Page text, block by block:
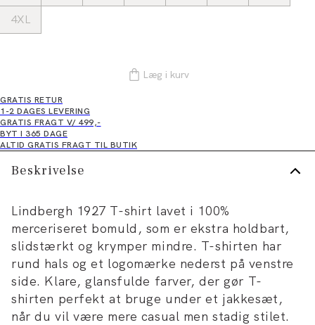
4XL
Læg i kurv
GRATIS RETUR
1-2 DAGES LEVERING
GRATIS FRAGT V/ 499,-
BYT I 365 DAGE
ALTID GRATIS FRAGT TIL BUTIK
Beskrivelse
Lindbergh 1927 T-shirt lavet i 100%
merceriseret bomuld, som er ekstra holdbart,
slidstærkt og krymper mindre. T-shirten har
rund hals og et logomærke nederst på venstre
side. Klare, glansfulde farver, der gør T-
shirten perfekt at bruge under et jakkesæt,
når du vil være mere casual men stadig stilet.